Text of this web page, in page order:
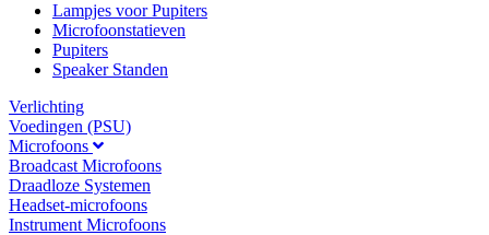
Lampjes voor Pupiters
Microfoonstatieven
Pupiters
Speaker Standen
Verlichting
Voedingen (PSU)
Microfoons
Broadcast Microfoons
Draadloze Systemen
Headset-microfoons
Instrument Microfoons